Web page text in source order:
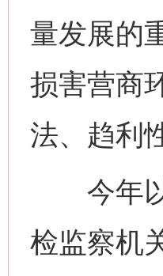
量发展的
损害营商
法、趋利
今年以
检监察机